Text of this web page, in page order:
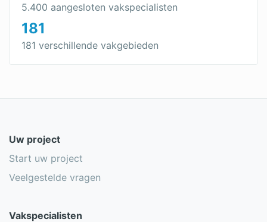
5.400 aangesloten vakspecialisten
181
181 verschillende vakgebieden
Uw project
Start uw project
Veelgestelde vragen
Vakspecialisten